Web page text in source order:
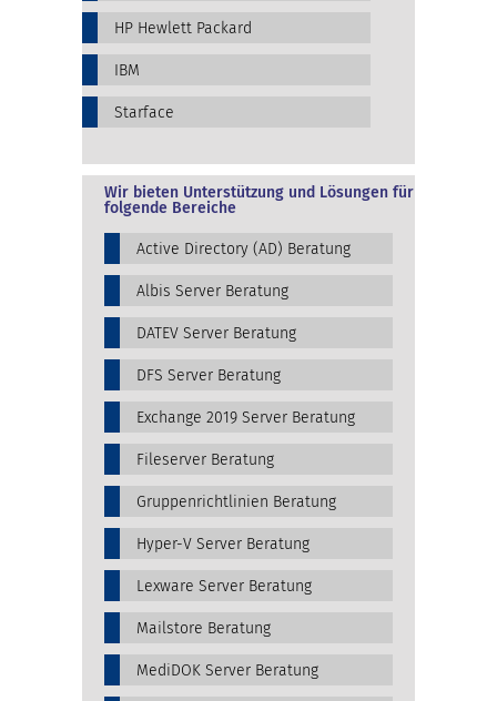
HP Hewlett Packard
IBM
Starface
Wir bieten Unterstützung und Lösungen für
folgende Bereiche
Active Directory (AD) Beratung
Albis Server Beratung
DATEV Server Beratung
DFS Server Beratung
Exchange 2019 Server Beratung
Fileserver Beratung
Gruppenrichtlinien Beratung
Hyper-V Server Beratung
Lexware Server Beratung
Mailstore Beratung
MediDOK Server Beratung